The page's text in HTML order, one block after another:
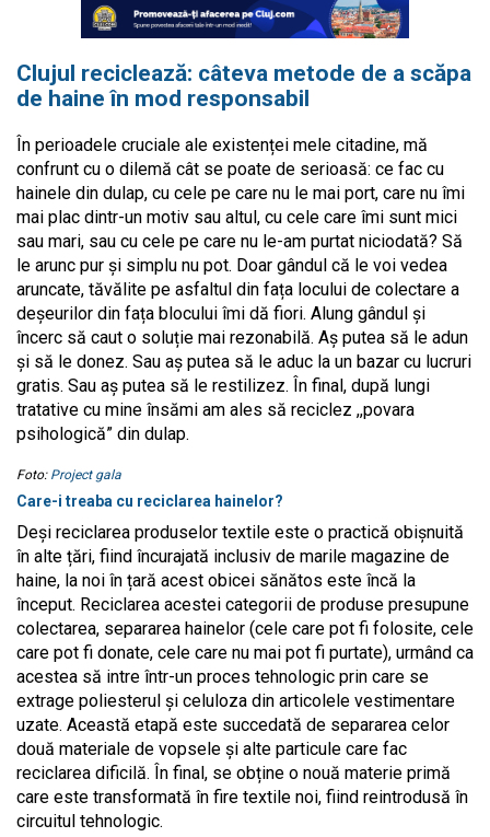
Clujul reciclează: câteva metode de a scăpa
de haine în mod responsabil
În perioadele cruciale ale existenței mele citadine, mă
confrunt cu o dilemă cât se poate de serioasă: ce fac cu
hainele din dulap, cu cele pe care nu le mai port, care nu îmi
mai plac dintr-un motiv sau altul, cu cele care îmi sunt mici
sau mari, sau cu cele pe care nu le-am purtat niciodată? Să
le arunc pur și simplu nu pot. Doar gândul că le voi vedea
aruncate, tăvălite pe asfaltul din fața locului de colectare a
deșeurilor din fața blocului îmi dă fiori. Alung gândul și
încerc să caut o soluție mai rezonabilă. Aș putea să le adun
și să le donez. Sau aș putea să le aduc la un bazar cu lucruri
gratis. Sau aș putea să le restilizez. În final, după lungi
tratative cu mine însămi am ales să reciclez ,,povara
psihologică” din dulap.
Foto: Project gala
Care-i treaba cu reciclarea hainelor?
Deși reciclarea produselor textile este o practică obișnuită
în alte țări, fiind încurajată inclusiv de marile magazine de
haine, la noi în țară acest obicei sănătos este încă la
început. Reciclarea acestei categorii de produse presupune
colectarea, separarea hainelor (cele care pot fi folosite, cele
care pot fi donate, cele care nu mai pot fi purtate), urmând ca
acestea să intre într-un proces tehnologic prin care se
extrage poliesterul și celuloza din articolele vestimentare
uzate. Această etapă este succedată de separarea celor
două materiale de vopsele și alte particule care fac
reciclarea dificilă. În final, se obține o nouă materie primă
care este transformată în fire textile noi, fiind reintrodusă în
circuitul tehnologic.